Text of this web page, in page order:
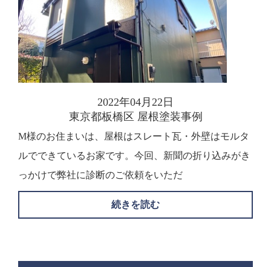
2022年04月22日
東京都板橋区 屋根塗装事例
M様のお住まいは、屋根はスレート瓦・外壁はモルタ
ルでできているお家です。今回、新聞の折り込みがき
っかけで弊社に診断のご依頼をいただ
続きを読む